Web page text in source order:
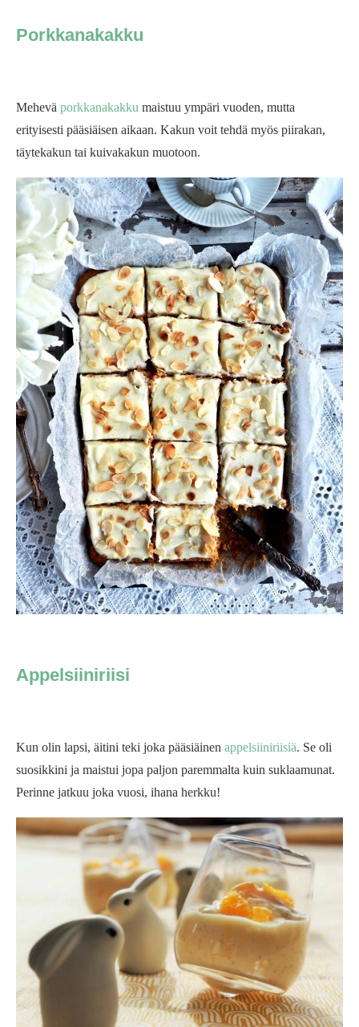
Porkkanakakku
Mehevä porkkanakakku maistuu ympäri vuoden, mutta
erityisesti pääsiäisen aikaan. Kakun voit tehdä myös piirakan,
täytekakun tai kuivakakun muotoon.
Appelsiiniriisi
Kun olin lapsi, äitini teki joka pääsiäinen appelsiiniriisiä. Se oli
suosikkini ja maistui jopa paljon paremmalta kuin suklaamunat.
Perinne jatkuu joka vuosi, ihana herkku!